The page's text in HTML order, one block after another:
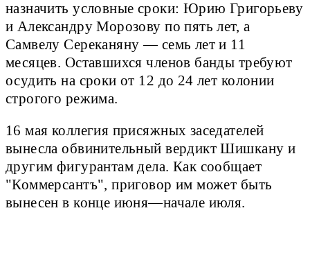
назначить условные сроки: Юрию Григорьеву
и Александру Морозову по пять лет, а
Самвелу Сереканяну — семь лет и 11
месяцев. Оставшихся членов банды требуют
осудить на сроки от 12 до 24 лет колонии
строгого режима.
16 мая коллегия присяжных заседателей
вынесла обвинительный вердикт Шишкану и
другим фигурантам дела. Как сообщает
"Коммерсантъ", приговор им может быть
вынесен в конце июня—начале июля.